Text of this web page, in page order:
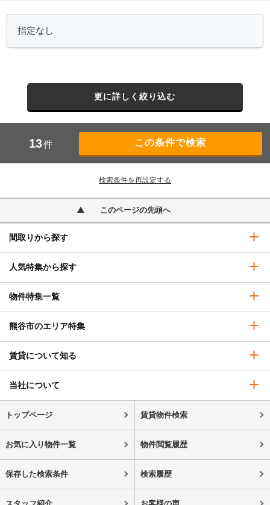
更に詳しく絞り込む
13件
検索条件を再設定する
このページの先頭へ
間取りから探す
人気特集から探す
物件特集一覧
熊谷市のエリア特集
賃貸について知る
当社について
トップページ 賃貸物件検索
お気に入り物件一覧 物件閲覧履歴
保存した検索条件 検索履歴